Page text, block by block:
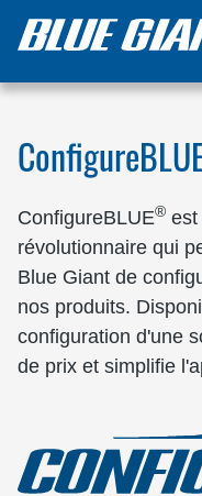
Maison Ressources
ConfigureBLUE® est
révolutionnaire qui
Blue Giant de
nos produits.
configuration d'une
de prix et simplifie